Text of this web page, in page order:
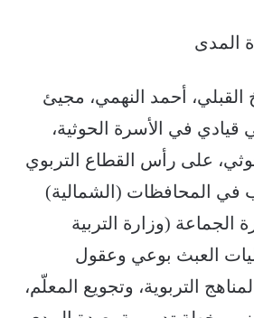
المدى
أحمد النهمي، مجيئ
قيادي في الأسرة الحوثية،
على رأس القطاع التربوي
في المحافظات (الشمالية)
الجماعة (وزارة التربية
العبث بوعي وعقول
التربوية، وتجويع المعلّم،